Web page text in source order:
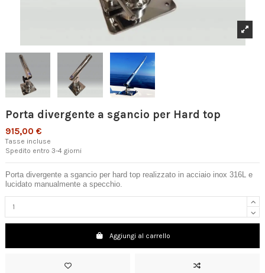
Porta divergente a sgancio per Hard top
915,00 €
Tasse incluse
Spedito entro 3-4 giorni
Porta divergente a sgancio per hard top realizzato in acciaio inox 316L e
lucidato manualmente a specchio.
Aggiungi al carrello